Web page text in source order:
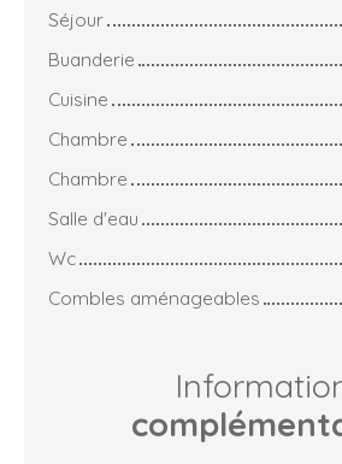
Séjour
Buanderie
Cuisine
Chambre
Chambre
Salle d'eau
Wc
Combles aménageables